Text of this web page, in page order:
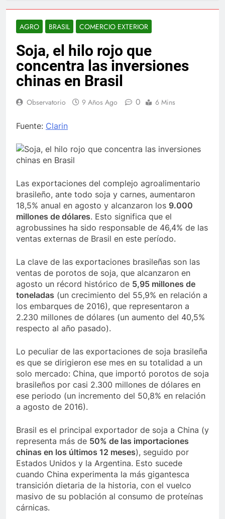
AGRO BRASIL COMERCIO EXTERIOR
Soja, el hilo rojo que
concentra las inversiones
chinas en Brasil
Observatorio 9 Años Ago 0 6 Mins
Fuente: Clarin
Las exportaciones del complejo agroalimentario
brasileño, ante todo soja y carnes, aumentaron
18,5% anual en agosto y alcanzaron los 9.000
millones de dólares. Esto significa que el
agrobussines ha sido responsable de 46,4% de las
ventas externas de Brasil en este período.
La clave de las exportaciones brasileñas son las
ventas de porotos de soja, que alcanzaron en
agosto un récord histórico de 5,95 millones de
toneladas (un crecimiento del 55,9% en relación a
los embarques de 2016), que representaron a
2.230 millones de dólares (un aumento del 40,5%
respecto al año pasado).
Lo peculiar de las exportaciones de soja brasileña
es que se dirigieron ese mes en su totalidad a un
solo mercado: China, que importó porotos de soja
brasileños por casi 2.300 millones de dólares en
ese periodo (un incremento del 50,8% en relación
a agosto de 2016).
Brasil es el principal exportador de soja a China (y
representa más de 50% de las importaciones
chinas en los últimos 12 meses), seguido por
Estados Unidos y la Argentina. Esto sucede
cuando China experimenta la más gigantesca
transición dietaria de la historia, con el vuelco
masivo de su población al consumo de proteínas
cárnicas.